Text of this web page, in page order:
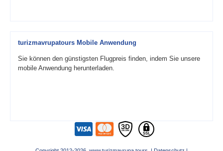
turizmavrupatours Mobile Anwendung
Sie können den günstigsten Flugpreis finden, indem Sie unsere
mobile Anwendung herunterladen.